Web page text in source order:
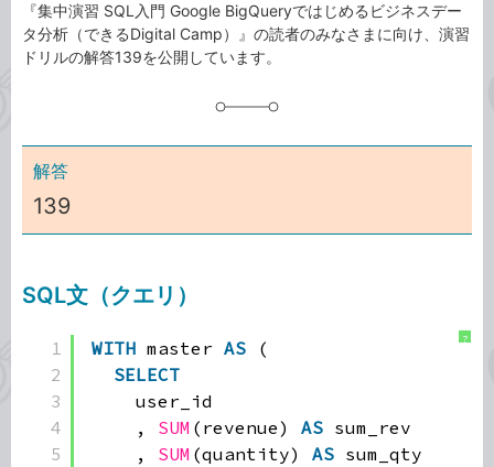
『集中演習 SQL入門 Google BigQueryではじめるビジネスデー
タ分析（できるDigital Camp）』の読者のみなさまに向け、演習
ドリルの解答139を公開しています。
解答
139
SQL文（クエリ）
?
1
2
3
4
5
WITH master AS
(
SELECT
user_id
, SUM (revenue) AS sum_rev
, SUM (quantity) AS sum_qty